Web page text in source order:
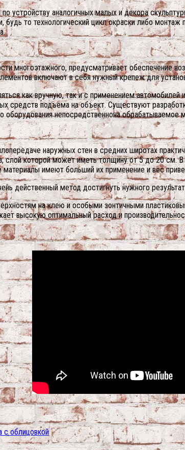
устройству аналогичных малых и декора
то технологический цикл окраски либо
многоэтажного, предусматривает обеспечение
включают в себя нужный крепеж для
как вручную, так и с применением
средств подъема на объект. Существуют
оборудования непосредственнона обрабатываемое
наружных стен в средних широтах
слой которой может иметь толщину от 5 до 20 см.
материалы имеют больший их применение и вес
действенный метод достигнуть нужного
на клею и особыми зонтичными
высокую оптимальный расход и
с облицовкой